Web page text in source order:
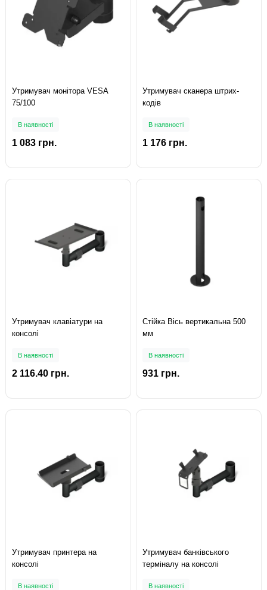
Утримувач монітора VESA
75/100
В наявності
1 083 грн.
Утримувач сканера штрих-
кодів
В наявності
1 176 грн.
Утримувач клавіатури на
консолі
В наявності
2 116.40 грн.
Стійка Вісь вертикальна 500
мм
В наявності
931 грн.
Утримувач принтера на
консолі
В наявності
Утримувач банківського
терміналу на консолі
В наявності